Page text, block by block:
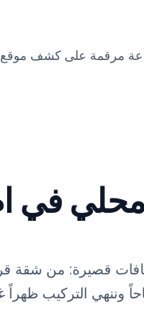
مرقمة على كشف
في
قصيرة: من شقة
وننهي التركيب